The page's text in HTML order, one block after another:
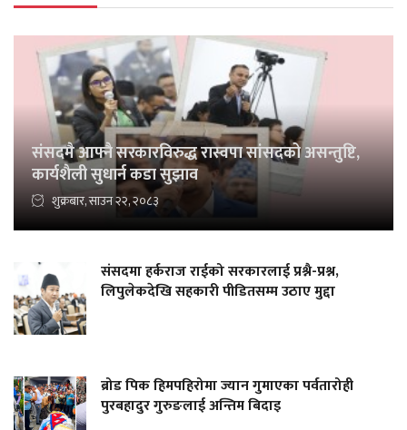
संसदमै आफ्नै सरकारविरुद्ध रास्वपा सांसदको असन्तुष्टि,
कार्यशैली सुधार्न कडा सुझाव
शुक्रबार, साउन २२, २०८३
संसदमा हर्कराज राईको सरकारलाई प्रश्नै-प्रश्न,
लिपुलेकदेखि सहकारी पीडितसम्म उठाए मुद्दा
ब्रोड पिक हिमपहिरोमा ज्यान गुमाएका पर्वतारोही
पुरबहादुर गुरुङलाई अन्तिम बिदाइ